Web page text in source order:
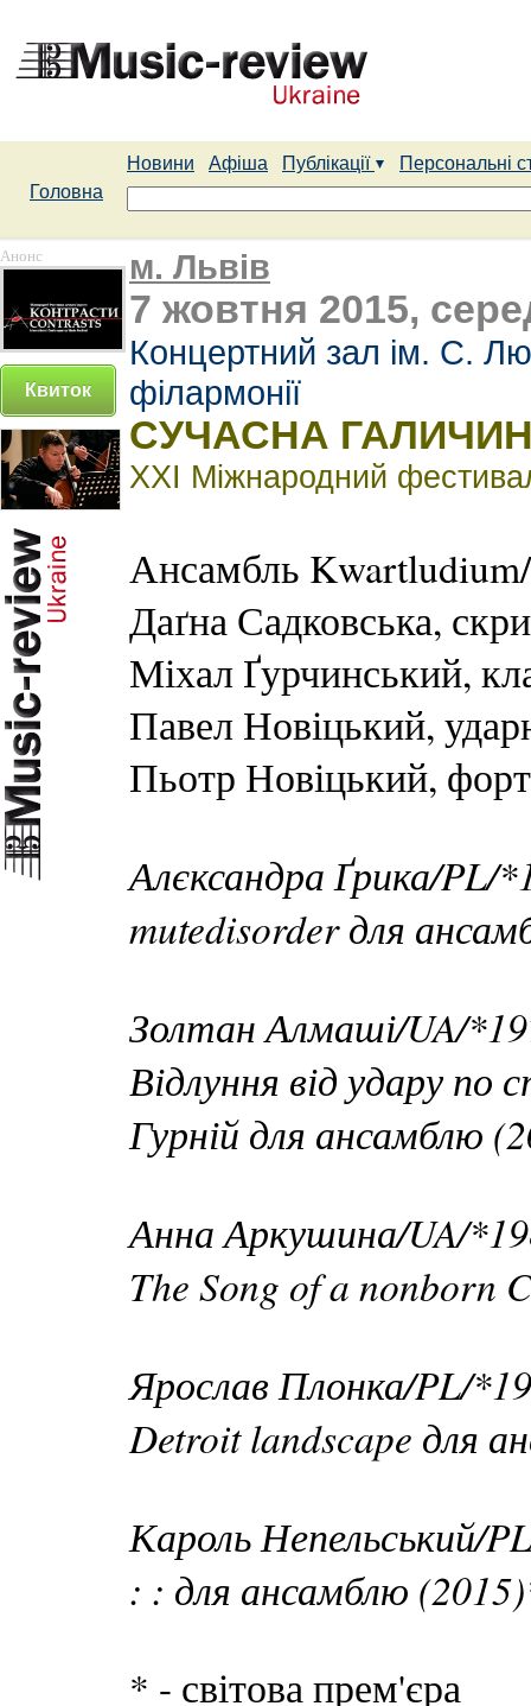
Новини Афіша Публікації
Персональні
Головна
Анонс
Квиток
м. Львів
7 жовтня 2015,
Концертний зал ім. С.
філармонії
СУЧАСНА
ХХI Міжнародний
Ансамбль
Даґна Садковська,
Міхал Ґурчинський,
Павел Новіцький,
Пьотр Новіцький,
Алєксандра Ґрика/PL/
mutedisorder для
Золтан Алмаші/UA/
Відлуння від удару по
Гурній для ансамблю
Анна Аркушина/UA/
The Song of a nonborn
Ярослав Плонка/PL/
Detroit landscape для
Кароль Непельський/
: : для ансамблю
* - світова прем'єра